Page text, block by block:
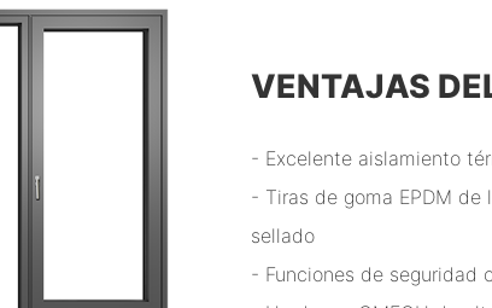
VENTAJAS
- Excelente aislamiento
- Tiras de goma EPDM
sellado
- Funciones de seguridad